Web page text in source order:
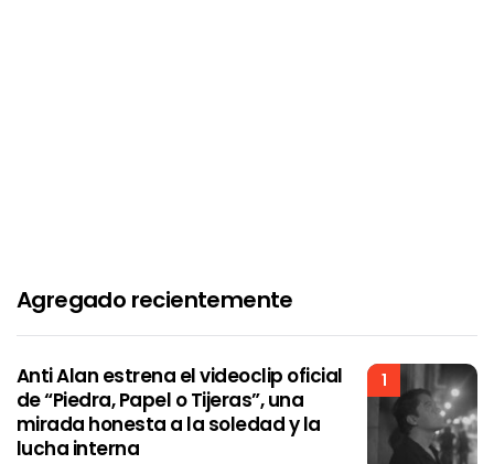
Agregado recientemente
1
Anti Alan estrena el videoclip oficial
de “Piedra, Papel o Tijeras”, una
mirada honesta a la soledad y la
lucha interna